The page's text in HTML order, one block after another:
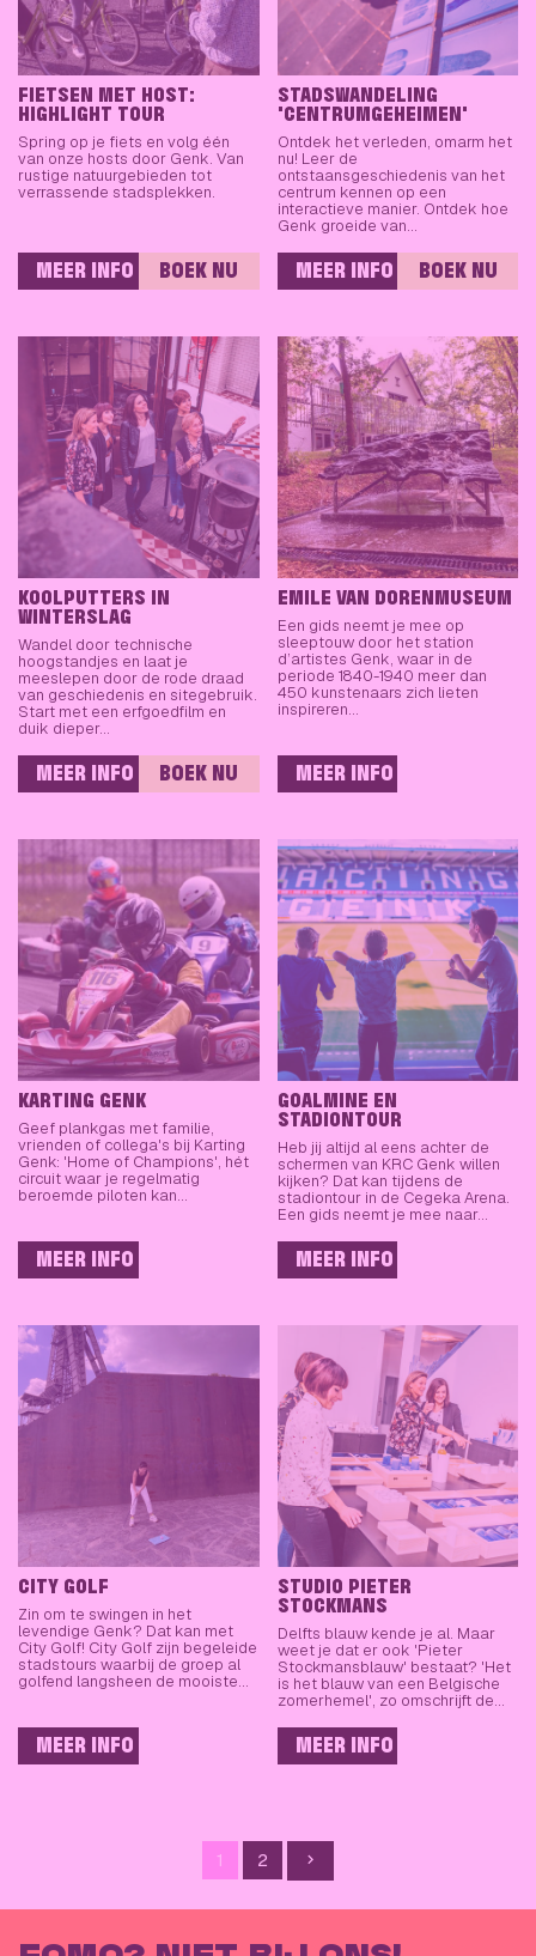
FIETSEN MET HOST:
HIGHLIGHT TOUR
Spring op je fiets en volg één
van onze hosts door Genk. Van
rustige natuurgebieden tot
verrassende stadsplekken.
MEER INFO BOEK NU
STADSWANDELING
'CENTRUMGEHEIMEN'
Ontdek het verleden, omarm het
nu! Leer de
ontstaansgeschiedenis van het
centrum kennen op een
interactieve manier. Ontdek hoe
Genk groeide van…
MEER INFO BOEK NU
KOOLPUTTERS IN
WINTERSLAG
Wandel door technische
hoogstandjes en laat je
meeslepen door de rode draad
van geschiedenis en sitegebruik.
Start met een erfgoedfilm en
duik dieper…
MEER INFO BOEK NU
EMILE VAN DORENMUSEUM
Een gids neemt je mee op
sleeptouw door het station
d’artistes Genk, waar in de
periode 1840-1940 meer dan
450 kunstenaars zich lieten
inspireren…
MEER INFO
KARTING GENK
Geef plankgas met familie,
vrienden of collega's bij Karting
Genk: 'Home of Champions', hét
circuit waar je regelmatig
beroemde piloten kan…
MEER INFO
GOALMINE EN
STADIONTOUR
Heb jij altijd al eens achter de
schermen van KRC Genk willen
kijken? Dat kan tijdens de
stadiontour in de Cegeka Arena.
Een gids neemt je mee naar…
MEER INFO
CITY GOLF
Zin om te swingen in het
levendige Genk? Dat kan met
City Golf! City Golf zijn begeleide
stadstours waarbij de groep al
golfend langsheen de mooiste…
MEER INFO
STUDIO PIETER
STOCKMANS
Delfts blauw kende je al. Maar
weet je dat er ook 'Pieter
Stockmansblauw' bestaat? 'Het
is het blauw van een Belgische
zomerhemel', zo omschrijft de…
MEER INFO
1 2 VOLGENDE